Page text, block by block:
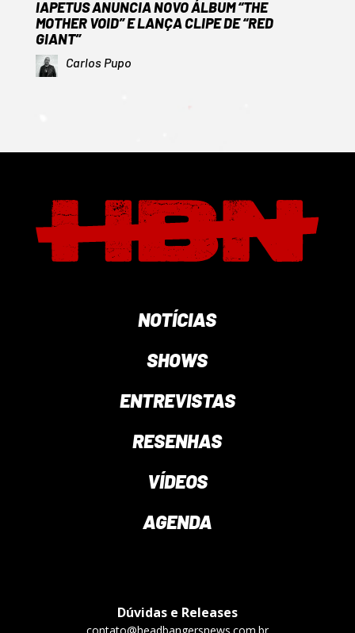
IAPETUS ANUNCIA NOVO ÁLBUM “THE
MOTHER VOID” E LANÇA CLIPE DE “RED
GIANT”
Carlos Pupo
NOTÍCIAS
SHOWS
ENTREVISTAS
RESENHAS
VÍDEOS
AGENDA
Dúvidas e Releases